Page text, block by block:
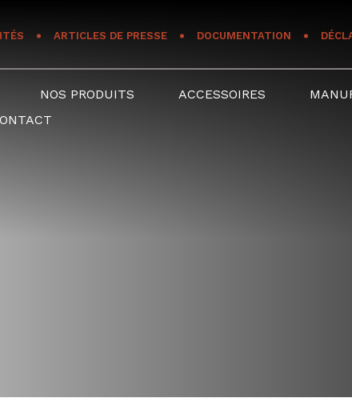
ARTICLES DE PRESSE DOCUMENTATION
NOS PRODUITS ACCESSOIRES